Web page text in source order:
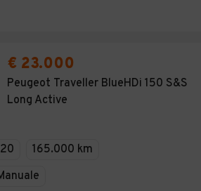
€ 23.000
Peugeot Traveller BlueHDi 150 S&S
Long Active
165.000 km